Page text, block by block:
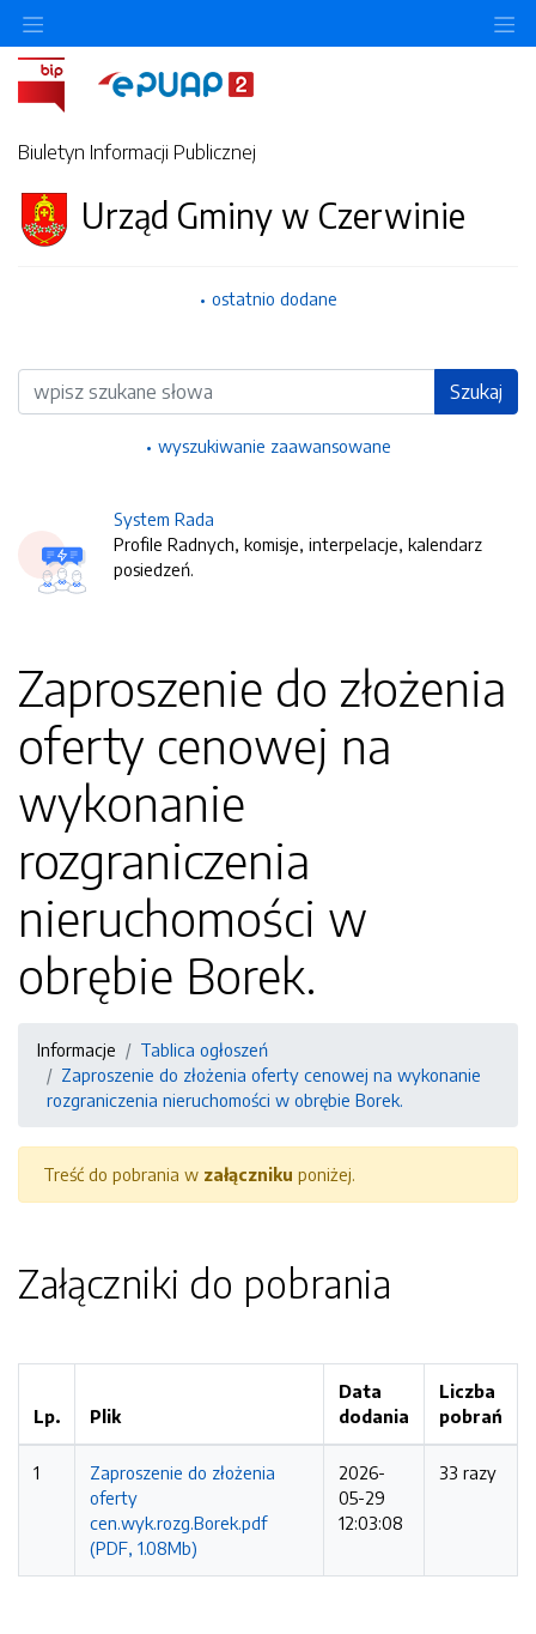
Biuletyn Informacji Publicznej
Urząd Gminy w Czerwinie
ostatnio dodane
Wyszukiwarka Szukaj
wyszukiwanie zaawansowane
System Rada
Profile Radnych, komisje, interpelacje, kalendarz
posiedzeń.
Zaproszenie do złożenia
oferty cenowej na
wykonanie
rozgraniczenia
nieruchomości w
obrębie Borek.
Informacje
Tablica ogłoszeń
Zaproszenie do złożenia oferty cenowej na wykonanie
rozgraniczenia nieruchomości w obrębie Borek.
Treść do pobrania w załączniku poniżej.
Załączniki do pobrania
Lp. Plik
Data
dodania
Liczba
pobrań
1
Zaproszenie do złożenia
oferty
cen.wyk.rozg.Borek.pdf
(PDF, 1.08Mb)
2026-
05-29
12:03:08
33 razy